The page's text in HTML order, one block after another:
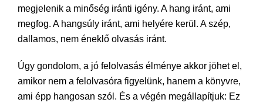
megjelenik a minőség iránti igény. A hang iránt, ami
megfog. A hangsúly iránt, ami helyére kerül. A szép,
dallamos, nem éneklő olvasás iránt.
Úgy gondolom, a jó felolvasás élménye akkor jöhet el,
amikor nem a felolvasóra figyelünk, hanem a könyvre,
ami épp hangosan szól. És a végén megállapítjuk: Ez